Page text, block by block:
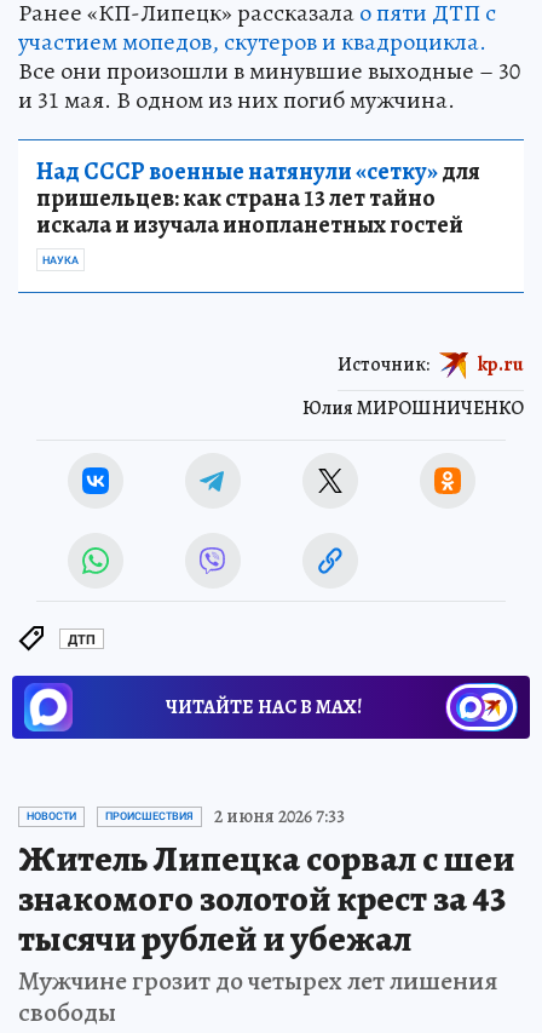
Ранее «КП-Липецк» рассказалао пяти ДТП с
участием мопедов, скутеров и квадроцикла.
Все они произошли в минувшие выходные – 30
и 31 мая. В одном из них погиб мужчина.
Над СССР военные натянули «сетку»для
пришельцев: как страна 13 лет тайно
искала и изучала инопланетных гостей
НАУКА
Юлия МИРОШНИЧЕНКО
Источник: kp.ru
ДТП
ЧИТАЙТЕ НАС В МАХ!
НОВОСТИ ПРОИСШЕСТВИЯ 2 июня 2026 7:33
Житель Липецка сорвал с шеи
знакомого золотой крест за 43
тысячи рублей и убежал
Мужчине грозит до четырех лет лишения
свободы